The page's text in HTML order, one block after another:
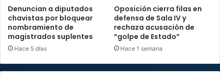
Denuncian a diputados
chavistas por bloquear
nombramiento de
magistrados suplentes
Hace 5 días
Oposición cierra filas en
defensa de Sala IV y
rechaza acusación de
“golpe de Estado”
Hace 1 semana